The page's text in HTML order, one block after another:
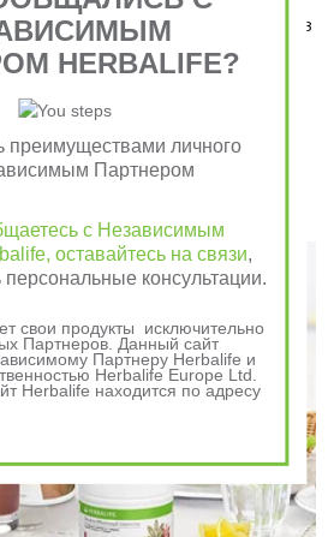
важным приемом пищи, который ни в
нельзя!
сам, обед раздели с другом, ужин
HERBALIFE?
преимуществами личного
Партнером
с Независимым
оставайтесь на связи,
персональные консультации.
свои продукты исключительно
Партнеров. Данный сайт
Партнеру Herbalife и
Herbalife Europe Ltd.
Herbalife находится по адресу